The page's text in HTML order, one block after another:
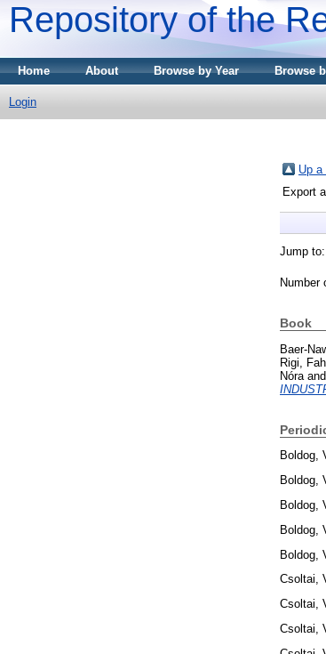
Repository of the
Home About Browse by Year Browse
Login
Up a
Export
Jump to:
Number
Book
Baer-
Rigi,
Nóra and
Boldog,
Boldog,
Boldog,
Boldog,
Boldog,
Csoltai,
Csoltai,
Csoltai,